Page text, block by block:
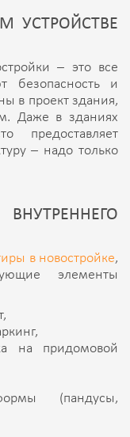
УСТРОЙСТВЕ
– это все
безопасность и
в проект здания,
Даже в зданиях
предоставляет
– надо только
в новостройке,
элементы
на придомовой
(пандусы,